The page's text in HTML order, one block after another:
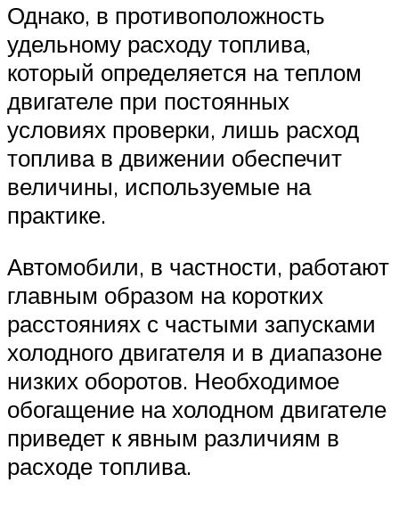
Однако, в противоположность
удельному расходу топлива,
который определяется на теплом
двигателе при постоянных
условиях проверки, лишь расход
топлива в движении обеспечит
величины, используемые на
практике.
Автомобили, в частности, работают
главным образом на коротких
расстояниях с частыми запусками
холодного двигателя и в диапазоне
низких оборотов. Необходимое
обогащение на холодном двигателе
приведет к явным различиям в
расходе топлива.